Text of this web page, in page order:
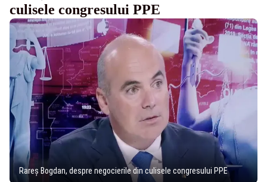
culisele congresului PPE
Rareș Bogdan, despre negocierile din culisele congresului PPE